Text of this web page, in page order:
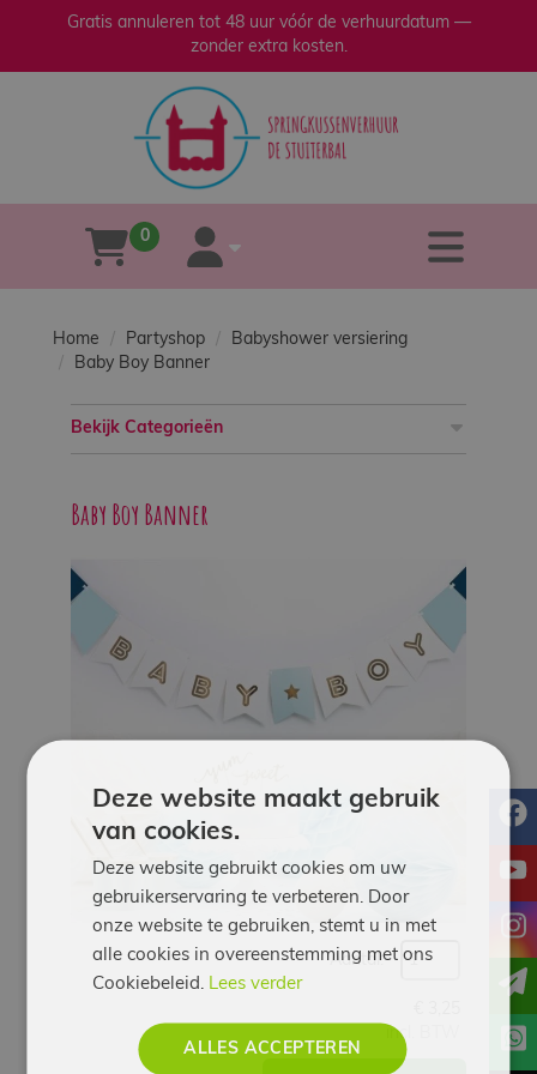
Gratis annuleren tot 48 uur vóór de verhuurdatum —
zonder extra kosten.
winkelwagen
0
account
×sluiten
Verkoop
Over
Veilig
Contact
Springparadijs
Home Partyshop
Babyshower versiering
Baby Boy Banner
Bekijk Categorieën
Baby Boy Banner
Aantal:
incl. BTW
Deze website maakt gebruik
van cookies.
Deze website gebruikt cookies om uw
gebruikerservaring te verbeteren. Door
onze website te gebruiken, stemt u in met
alle cookies in overeenstemming met ons
Cookiebeleid. Lees verder
ALLES ACCEPTEREN